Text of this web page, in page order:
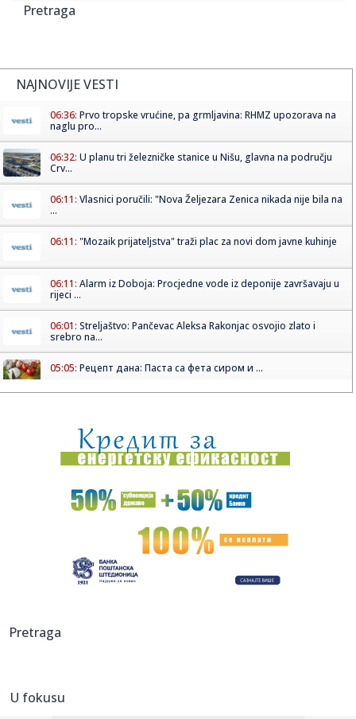
Pretraga
NAJNOVIJE VESTI
06:36: Prvo tropske vrućine, pa grmljavina: RHMZ upozorava na
naglu pro...
06:32: U planu tri železničke stanice u Nišu, glavna na području
Crv...
06:11: Vlasnici poručili: "Nova Željezara Zenica nikada nije bila na
...
06:11: "Mozaik prijateljstva" traži plac za novi dom javne kuhinje
06:11: Alarm iz Doboja: Procjedne vode iz deponije završavaju u
rijeci ...
06:01: Streljaštvo: Pančevac Aleksa Rakonjac osvojio zlato i
srebro na...
05:05: Рецепт дана: Паста са фета сиром и ...
00:44:Dogodilo se na današnji datum, 7. avgust
00:44:Zvezda nastavlja tradiciju, opet časti najmlađe navijače
(FOTO...
Nissan Qashqai e-Power prešao 1980 km s jednim
00:29:Evropa gori! Još jedan toplotni talas, cela Italija pod
00:05:
Pretraga
U fokusu